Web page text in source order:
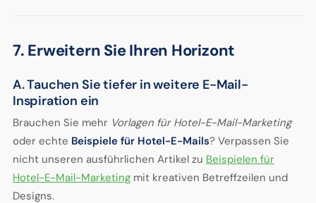
7. Erweitern Sie Ihren Horizont
A. Tauchen Sie tiefer in weitere E-Mail-
Inspiration ein
Brauchen Sie mehr Vorlagen für Hotel-E-Mail-Marketing
oder echte Beispiele für Hotel-E-Mails? Verpassen Sie
nicht unseren ausführlichen Artikel zu Beispielen für
Hotel-E-Mail-Marketingmit kreativen Betreffzeilen und
Designs.